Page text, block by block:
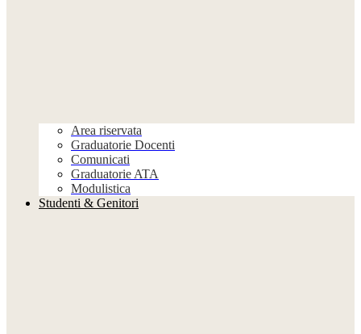
Area riservata
Graduatorie Docenti
Comunicati
Graduatorie ATA
Modulistica
Studenti & Genitori